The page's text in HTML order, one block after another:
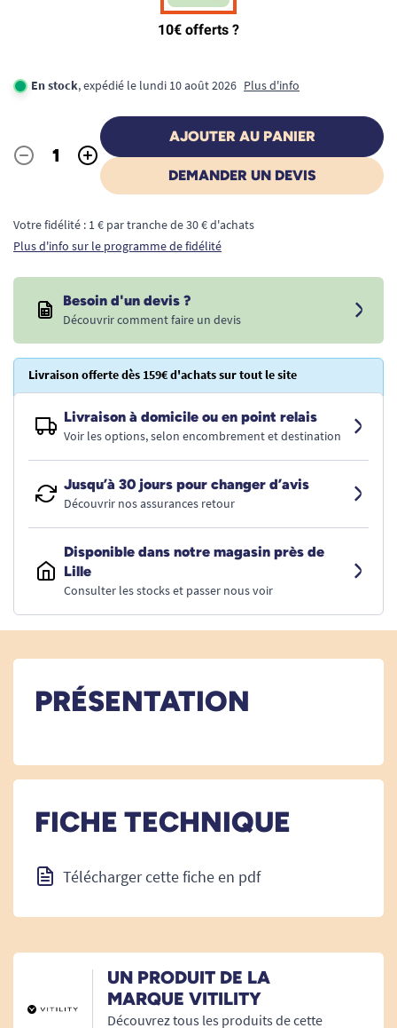
En stock, expédié le lundi 10 août 2026 Plus d'info
Quantité
- +
AJOUTER AU PANIER
DEMANDER UN DEVIS
Votre fidélité : 1 € par tranche de 30 € d'achats
Plus d'info sur le programme de fidélité
Besoin d'un devis ?
Découvrir comment faire un devis
Livraison offerte dès 159€ d'achats sur tout le site
Livraison à domicile ou en point relais
Voir les options, selon encombrement et destination
Jusqu’à 30 jours pour changer d’avis
Découvrir nos assurances retour
Disponible dans notre magasin près de
Lille
Consulter les stocks et passer nous voir
PRÉSENTATION
FICHE TECHNIQUE
Télécharger cette fiche en pdf
UN PRODUIT DE LA
MARQUE VITILITY
Découvrez tous les produits de cette